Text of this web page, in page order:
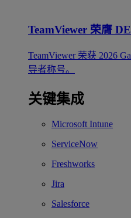
TeamViewer 荣膺
TeamViewer 荣获 2026
导者称号。
关键集成
Microsoft Intune
ServiceNow
Freshworks
Jira
Salesforce